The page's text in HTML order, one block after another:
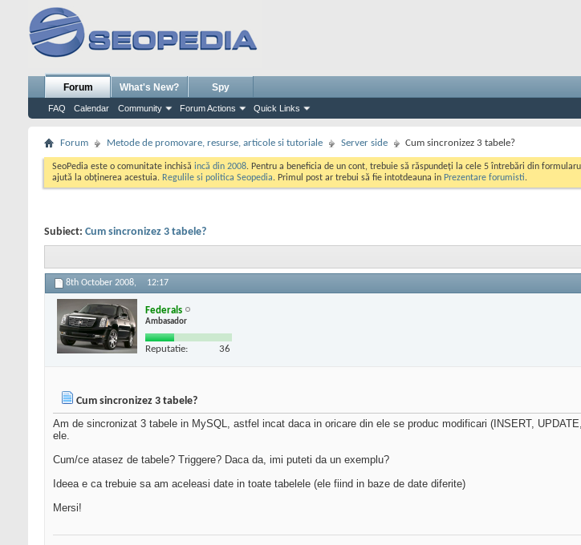
Forum
FAQ Calendar Community Forum Actions Quick Links
What's New? Spy
Forum Metode de promovare, resurse, articole si tutoriale Server side Cum sincronizez 3 tabele?
SeoPedia este o comunitate inchisă incă din 2008. Pentru a beneficia de un cont, trebuie să răspundeți la cele 5 întrebări din
ajută la obținerea acestuia. Regulile si politica Seopedia. Primul post ar trebui să fie intotdeauna in Prezentare forumisti.
Subiect: Cum sincronizez 3 tabele?
8th October 2008, 12:17
Federals
Ambasador
Reputatie: 36
Cum sincronizez 3 tabele?
Am de sincronizat 3 tabele in MySQL, astfel incat daca in oricare din ele se produc modificari (INSERT,
ele.
Cum/ce atasez de tabele? Triggere? Daca da, imi puteti da un exemplu?
Ideea e ca trebuie sa am aceleasi date in toate tabelele (ele fiind in baze de date diferite)
Mersi!